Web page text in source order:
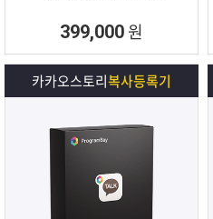
399,000 원
카카오스토리복사등록기